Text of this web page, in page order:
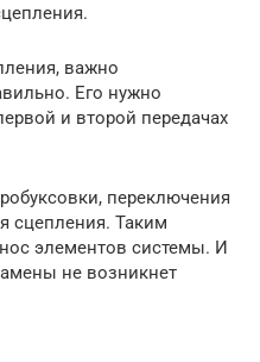
важно
Его нужно
и второй передачах
переключения
сцепления. Таким
элементов системы. И
не возникнет